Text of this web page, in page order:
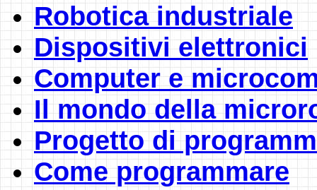
Robotica industriale
Dispositivi elettronici
Computer e
Il mondo della
Progetto di
Come programmare